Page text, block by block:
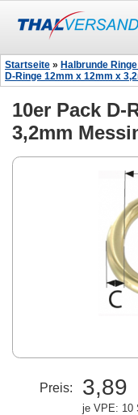
Startseite » Halbrunde
D-Ringe 12mm x 12mm x
10er Pack D-
3,2mm
Preis: 3,89
je VPE: 10